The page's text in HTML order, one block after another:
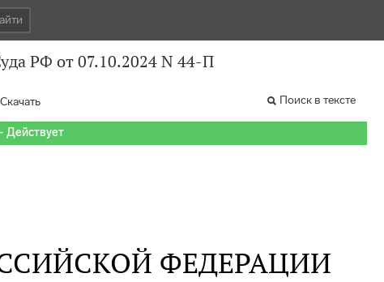
РФ от 07.10.2024 N 44-П
Скачать Поиск в тексте
Действует
ФЕДЕРАЦИИ